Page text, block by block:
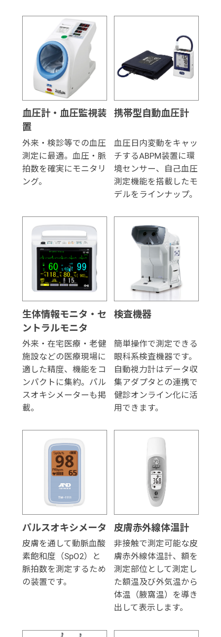
血圧計・血圧監視装
置
外来・検診等での血圧
測定に最適。血圧・脈
拍数を確実にモニタリ
ング。
携帯型自動血圧計
血圧日内変動をキャッ
チするABPM装置に環
境センサー、自己血圧
測定機能を搭載したモ
デルをラインナップ。
生体情報モニタ・セ
ントラルモニタ
外来・在宅医療・老健
施設などの医療現場に
適した精度、機能をコ
ンパクトに集約。パル
スオキシメーターも掲
載。
検査機器
簡単操作で測定できる
眼科系検査機器です。
自動視力計はデータ収
集アダプタとの連携で
健診オンライン化に活
用できます。
パルスオキシメータ
皮膚を通して動脈血酸
素飽和度（SpO2）と
脈拍数を測定するため
の装置です。
皮膚赤外線体温計
非接触で測定可能な皮
膚赤外線体温計、額を
測定部位として測定し
た額温及び外気温から
体温（腋窩温）を導き
出して表示します。